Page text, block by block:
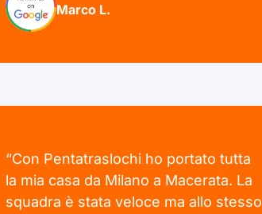
Marco L.
“Con Pentatraslochi ho portato tutta
la mia casa da Milano a Macerata. La
squadra è stata veloce ma allo stesso